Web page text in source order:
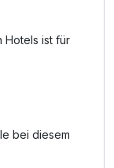
Hotels ist für
bei diesem